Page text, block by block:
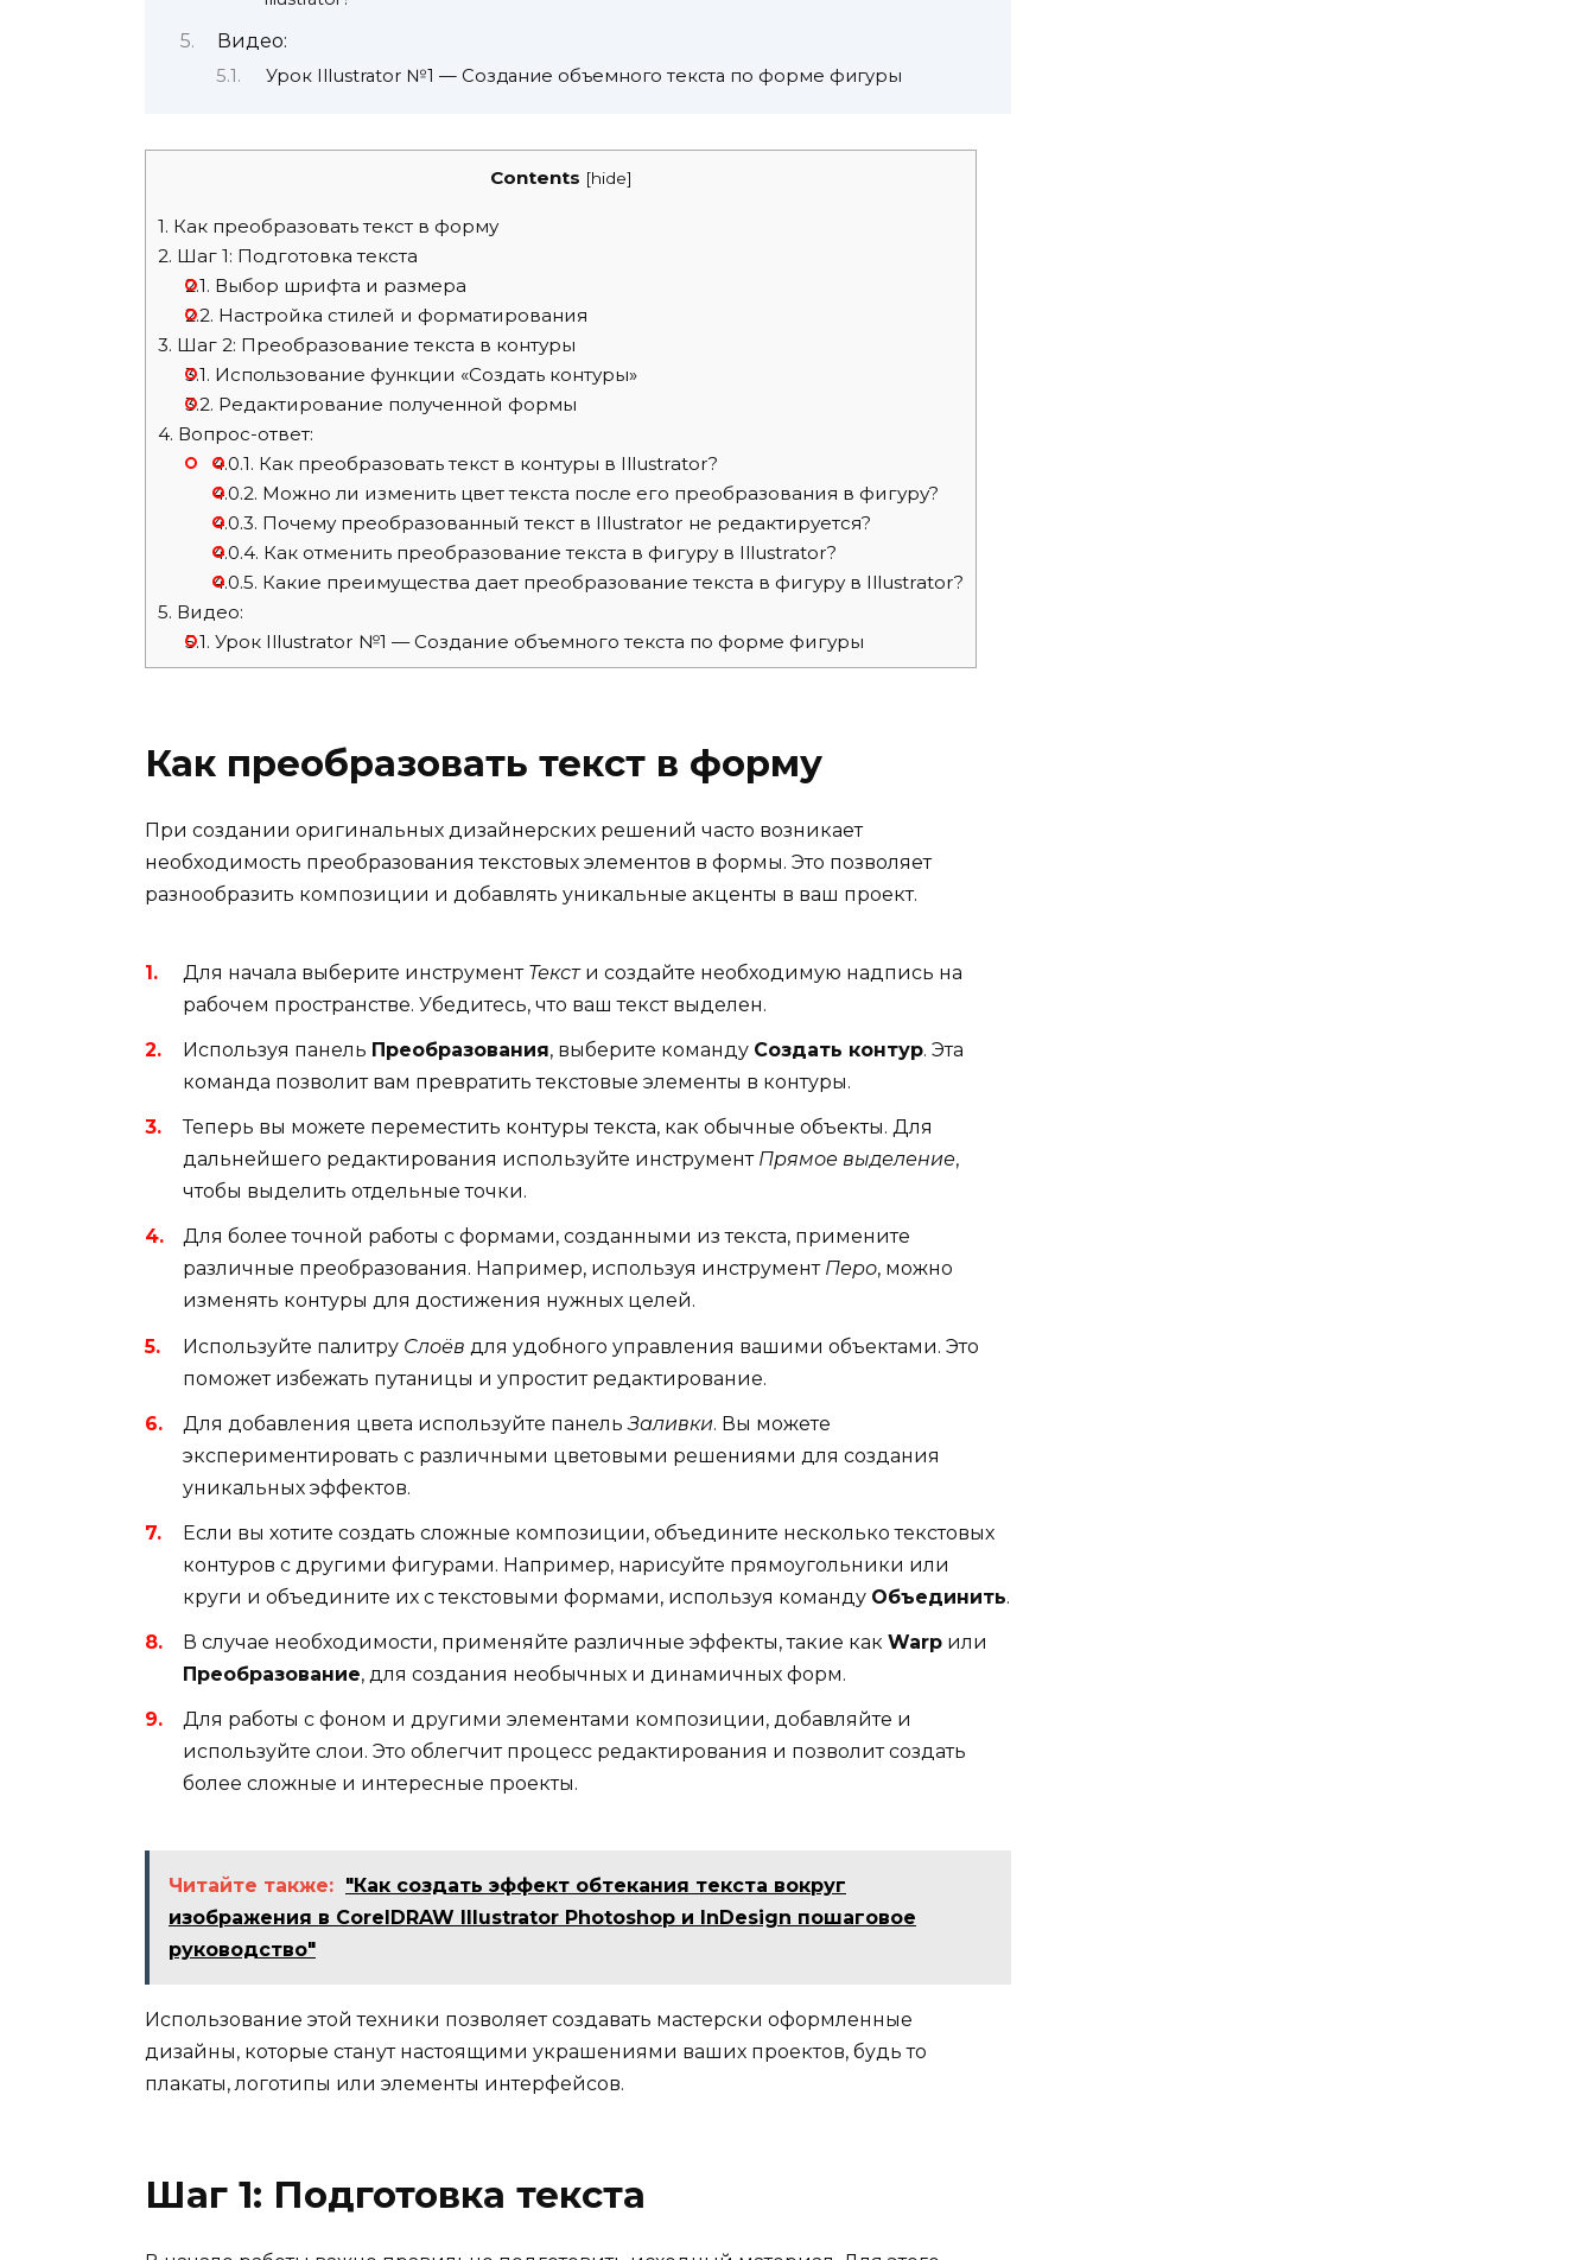
Видео:
Урок Illustrator №1 — Создание объемного текста по форме фигуры
Contents [hide]
1. Как преобразовать текст в форму
2. Шаг 1: Подготовка текста
2.1. Выбор шрифта и размера
2.2. Настройка стилей и форматирования
3. Шаг 2: Преобразование текста в контуры
3.1. Использование функции «Создать контуры»
3.2. Редактирование полученной формы
4. Вопрос-ответ:
4.0.1. Как преобразовать текст в контуры в Illustrator?
4.0.2. Можно ли изменить цвет текста после его преобразования в фигуру?
4.0.3. Почему преобразованный текст в Illustrator не редактируется?
4.0.4. Как отменить преобразование текста в фигуру в Illustrator?
4.0.5. Какие преимущества дает преобразование текста в фигуру в Illustrator?
5. Видео:
5.1. Урок Illustrator №1 — Создание объемного текста по форме фигуры
Как преобразовать текст в форму
При создании оригинальных дизайнерских решений часто возникает
необходимость преобразования текстовых элементов в формы. Это позволяет
разнообразить композиции и добавлять уникальные акценты в ваш проект.
Для начала выберите инструмент Тексти создайте необходимую надпись на
рабочем пространстве. Убедитесь, что ваш текст выделен.
Используя панель Преобразования, выберите команду Создать контур. Эта
команда позволит вам превратить текстовые элементы в контуры.
Теперь вы можете переместить контуры текста, как обычные объекты. Для
дальнейшего редактирования используйте инструмент Прямое выделение,
чтобы выделить отдельные точки.
Для более точной работы с формами, созданными из текста, примените
различные преобразования. Например, используя инструмент Перо, можно
изменять контуры для достижения нужных целей.
Используйте палитру Слоёв для удобного управления вашими объектами. Это
поможет избежать путаницы и упростит редактирование.
Для добавления цвета используйте панельЗаливки. Вы можете
экспериментировать с различными цветовыми решениями для создания
уникальных эффектов.
Если вы хотите создать сложные композиции, объедините несколько текстовых
контуров с другими фигурами. Например, нарисуйте прямоугольники или
круги и объедините их с текстовыми формами, используя команду Объединить.
В случае необходимости, применяйте различные эффекты, такие как Warp или
Преобразование, для создания необычных и динамичных форм.
Для работы с фоном и другими элементами композиции, добавляйте и
используйте слои. Это облегчит процесс редактирования и позволит создать
более сложные и интересные проекты.
Читайте также: "Как создать эффект обтекания текста вокруг
изображения в CorelDRAW Illustrator Photoshop и InDesign пошаговое
руководство"
Использование этой техники позволяет создавать мастерски оформленные
дизайны, которые станут настоящими украшениями ваших проектов, будь то
плакаты, логотипы или элементы интерфейсов.
Шаг 1: Подготовка текста